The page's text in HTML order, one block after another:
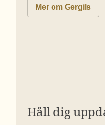
Mer om Gergils
Håll dig